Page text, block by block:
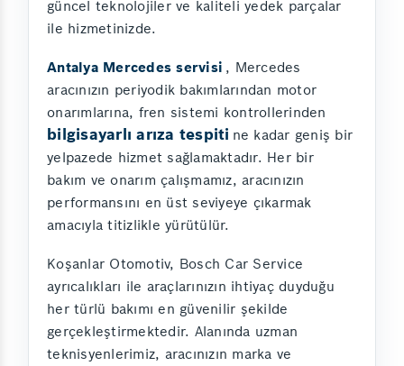
güncel teknolojiler ve kaliteli yedek parçalar
ile hizmetinizde.
Antalya Mercedes servisi , Mercedes
aracınızın periyodik bakımlarından motor
onarımlarına, fren sistemi kontrollerinden
bilgisayarlı arıza tespiti ne kadar geniş bir
yelpazede hizmet sağlamaktadır. Her bir
bakım ve onarım çalışmamız, aracınızın
performansını en üst seviyeye çıkarmak
amacıyla titizlikle yürütülür.
Koşanlar Otomotiv, Bosch Car Service
ayrıcalıkları ile araçlarınızın ihtiyaç duyduğu
her türlü bakımı en güvenilir şekilde
gerçekleştirmektedir. Alanında uzman
teknisyenlerimiz, aracınızın marka ve